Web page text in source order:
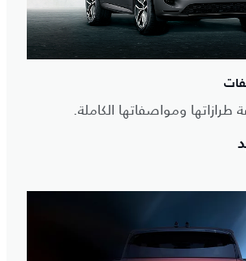
ومواصفاتها الكاملة.